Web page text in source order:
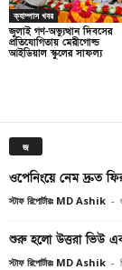
ক্যাম্পাস খবর
জুলাই গণ-অভ্যুত্থান দিবসের
প্রতিযোগিতায় মেরীগোল্ড
আইডিয়াল স্কুলের সাফল্য
জ
ওপেনিংয়ে নেম দ্রুত
স্টাফ রিপোর্টারঃ MD Ashik -
শুরু হলো উত্তরা ভিউ
স্টাফ রিপোর্টারঃ MD Ashik -